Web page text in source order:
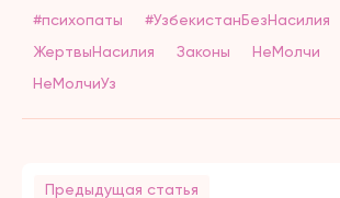
#психопаты
#УзбекистанБезНасилия
ЖертвыНасилия
Законы
НеМолчи
НеМолчиУз
Предыдущая статья